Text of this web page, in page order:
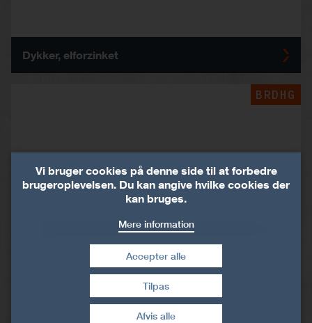
Dykker, elforzinket
BRDHG
Vi bruger cookies på denne side til at forbedre
brugeroplevelsen. Du kan angive hvilke cookies der
kan bruges.
Mere information
Afvis alle
Accepter alle
Træk samtykke tilbage
Tilpas